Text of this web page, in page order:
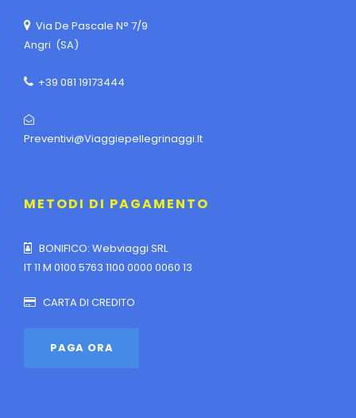
Via De Pascale N° 7/9
Angri (SA)
+39 081 19173444
Preventivi@viaggiepellegrinaggi.it
METODI DI PAGAMENTO
BONIFICO: Webviaggi SRL
IT 11 M 0100 5763 1100 0000 0060 13
CARTA DI CREDITO